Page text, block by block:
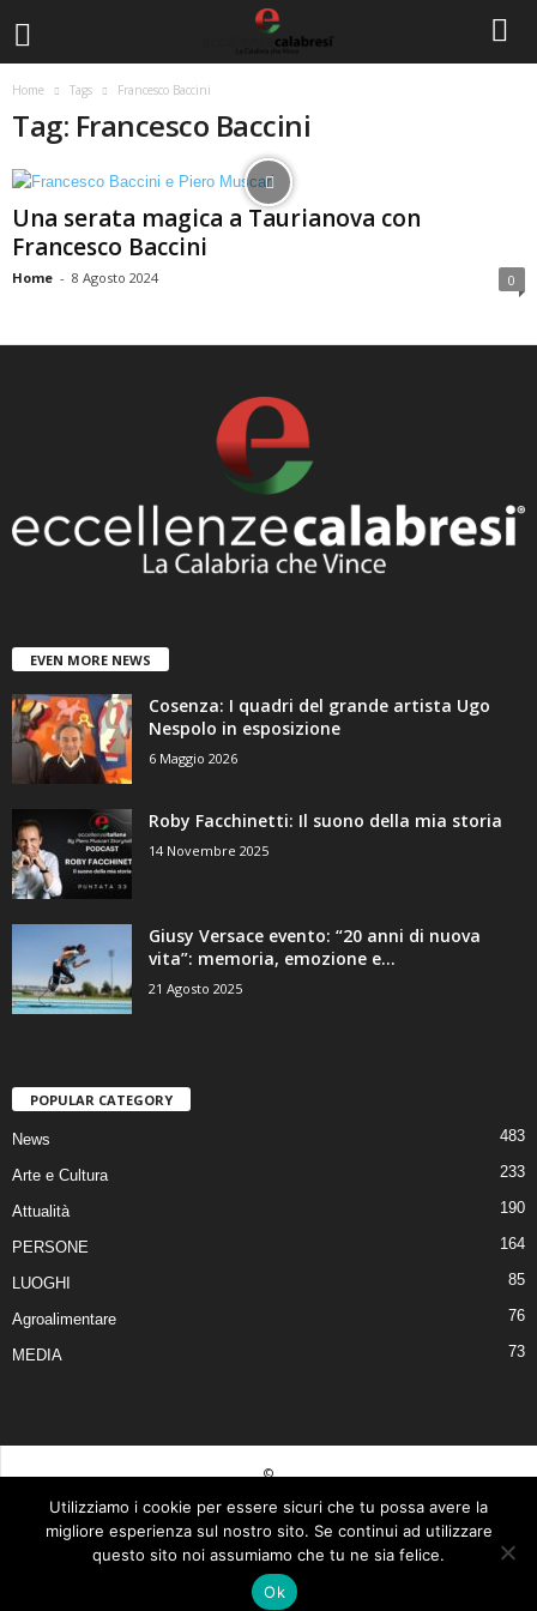
Home Tags Francesco Baccini
Tag: Francesco Baccini
Una serata magica a Taurianova con
Francesco Baccini
Home - 8 Agosto 2024 0
EVEN MORE NEWS
Cosenza: I quadri del grande artista Ugo
Nespolo in esposizione
6 Maggio 2026
Roby Facchinetti: Il suono della mia storia
14 Novembre 2025
Giusy Versace evento: “20 anni di nuova
vita”: memoria, emozione e...
21 Agosto 2025
POPULAR CATEGORY
News 483
Arte e Cultura 233
Attualità 190
PERSONE 164
LUOGHI 85
Agroalimentare 76
MEDIA 73
©
© 2026 Tutti i diritti riservati | Realizzato da Piero Muscari Storytailor - La tua
comunicazione sarà tutta un’altra storia! Per contattarmi, visita il mio sito web
| Questo sito è di proprietà di: Duepuntozero srls P. Iva
03377590793 | Privacy Policy
Utilizziamo i cookie per essere sicuri che tu possa avere la
migliore esperienza sul nostro sito. Se continui ad utilizzare
questo sito noi assumiamo che tu ne sia felice.
Ok